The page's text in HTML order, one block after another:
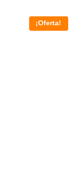
¡Oferta!